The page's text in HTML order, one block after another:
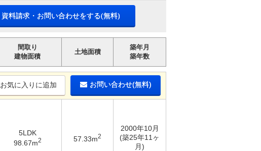
資料請求・お問い合わせをする(無料)
間取り
建物面積
土地面積
築年月
築年数
お気に入りに追加 お問い合わせ(無料)
5LDK
98.67m2 57.33m2
2000年10月
(築25年11ヶ
月)